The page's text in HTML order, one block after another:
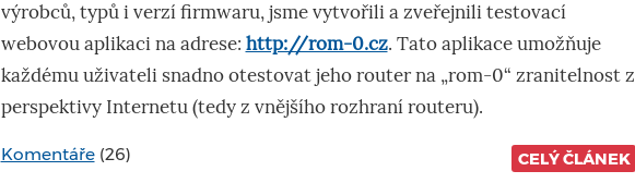
výrobců, typů i verzí firmwaru, jsme vytvořili a zveřejnili testovací
webovou aplikaci na adrese: http://rom-0.cz. Tato aplikace umožňuje
každému uživateli snadno otestovat jeho router na „rom-0“ zranitelnost z
perspektivy Internetu (tedy z vnějšího rozhraní routeru).
Komentáře (26) CELÝ ČLÁNEK